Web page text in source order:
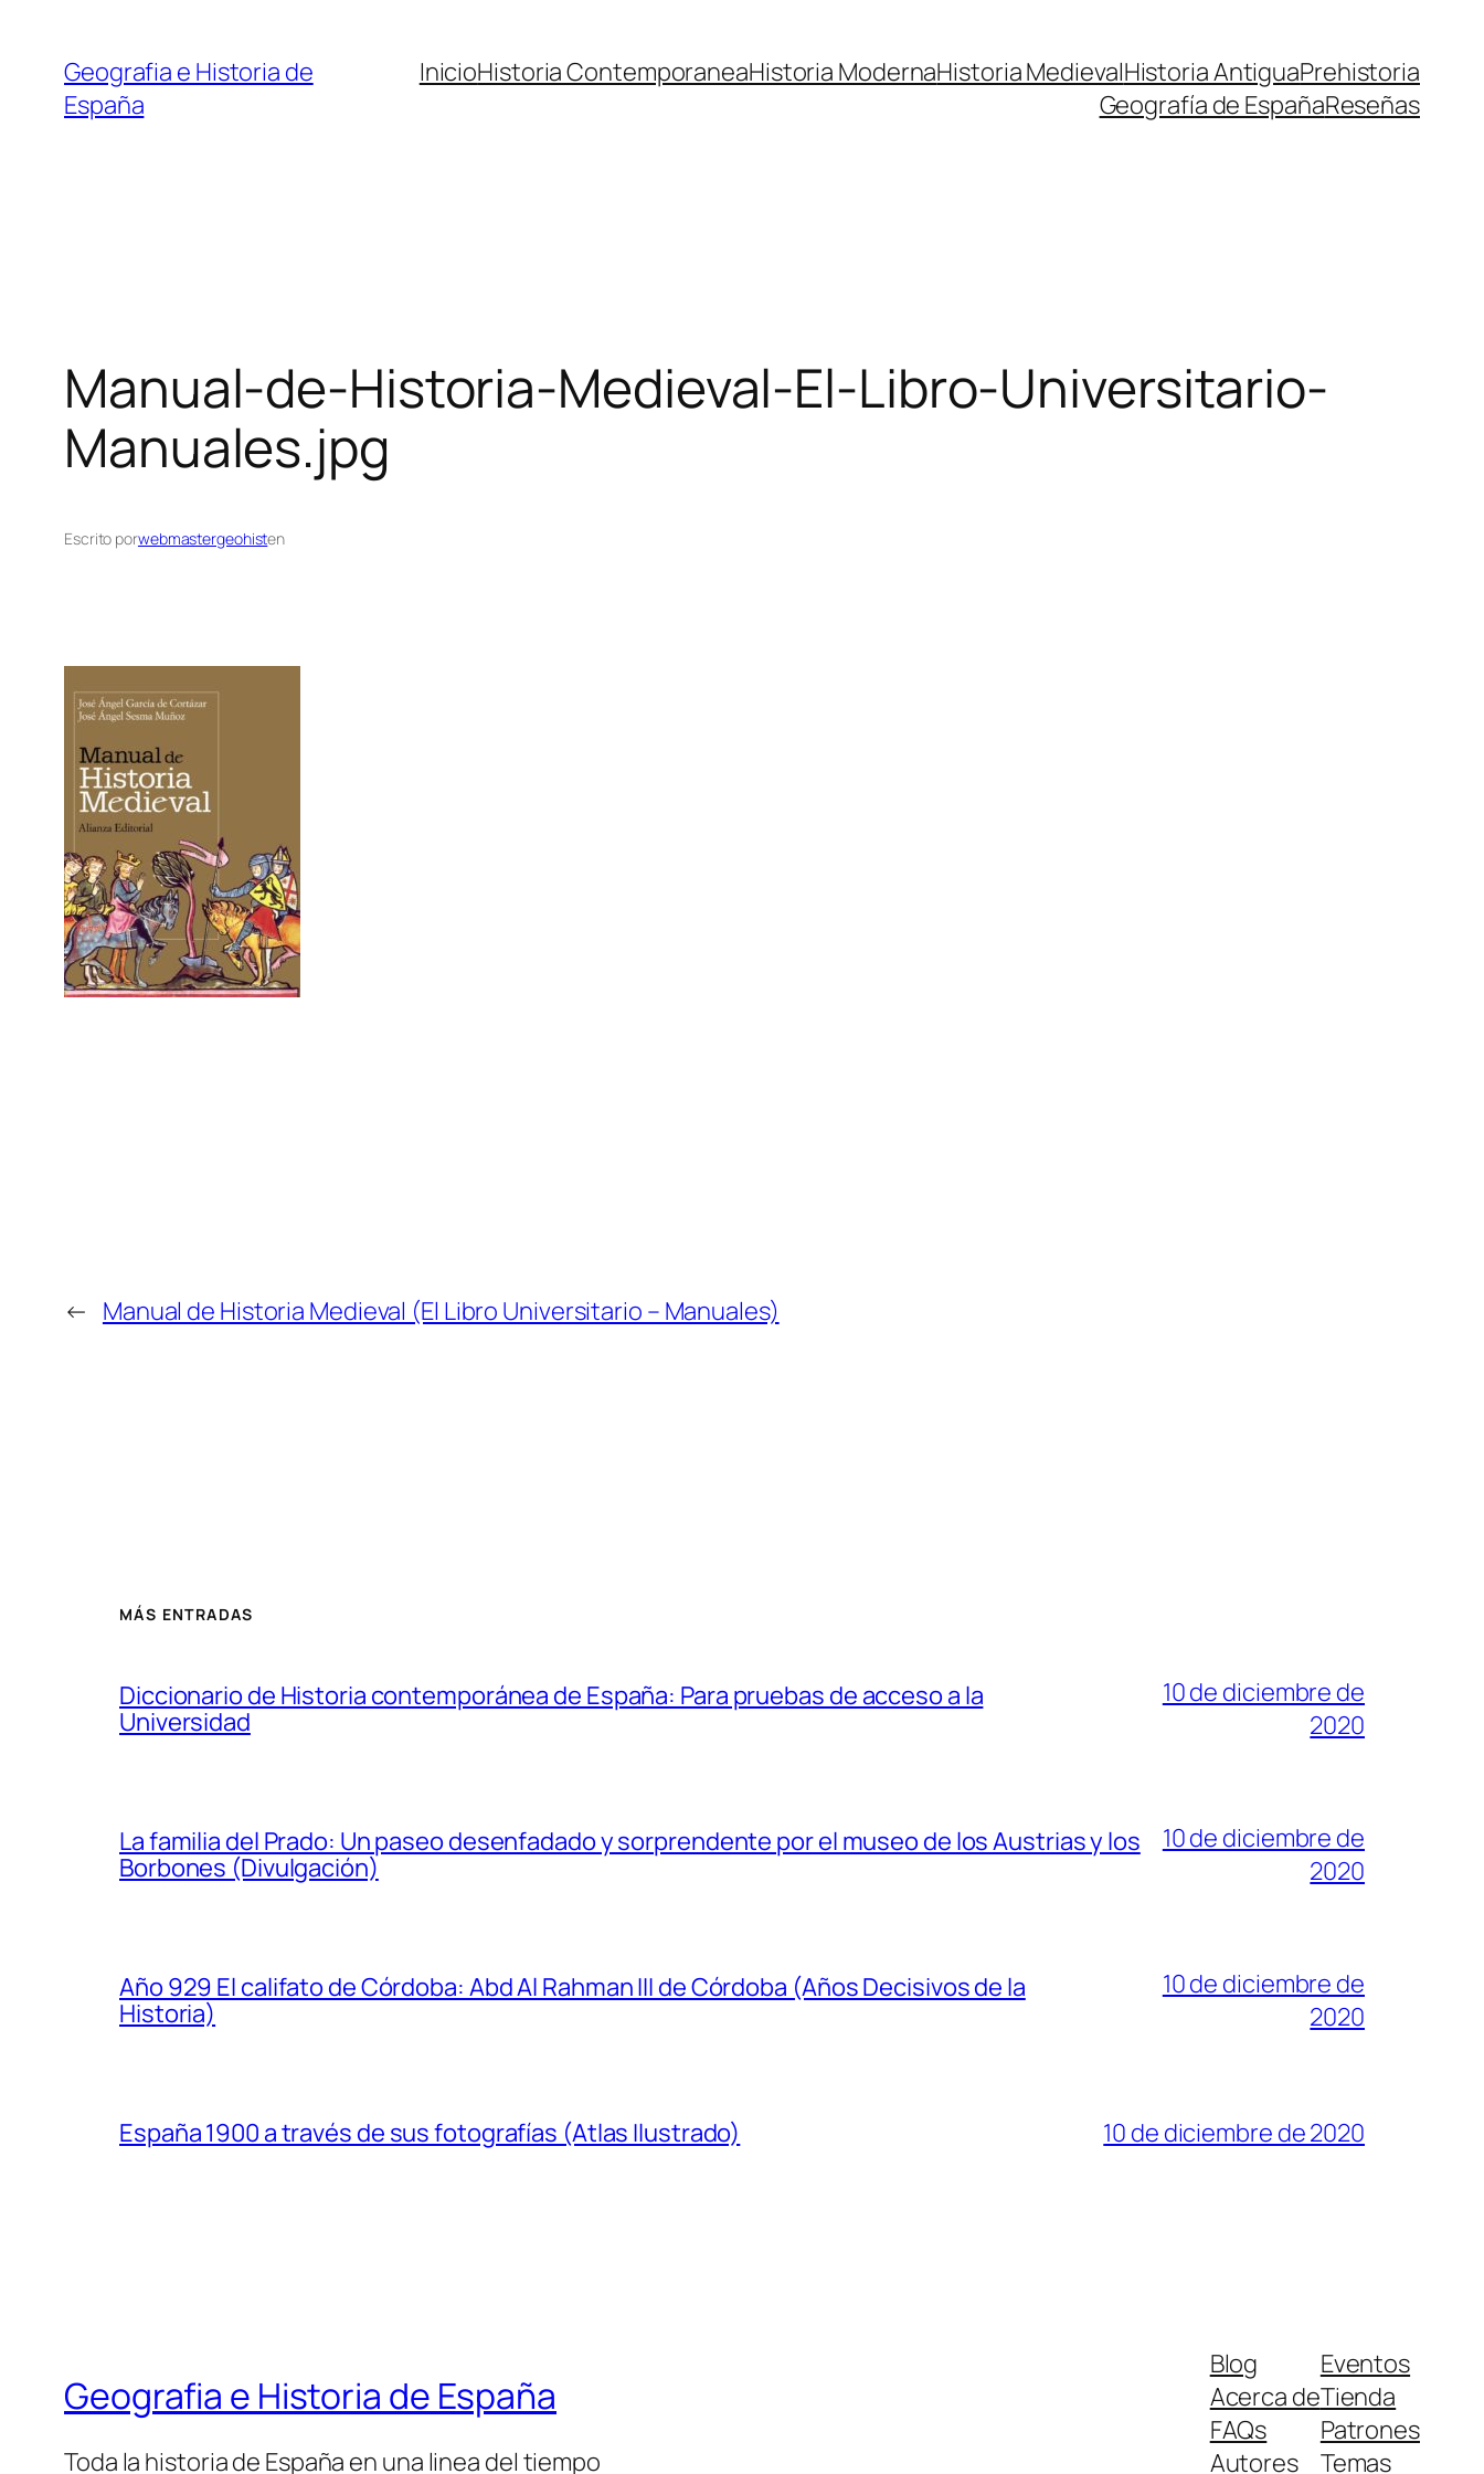
contenido
Geografia e Historia de
España
InicioHistoria ContemporaneaHistoria ModernaHistoria MedievalHistoria AntiguaPrehistoria
Geografía de EspañaReseñas
Manual-de-Historia-Medieval-El-Libro-Universitario-
Manuales.jpg
Escrito porwebmastergeohisten
← Manual de Historia Medieval (El Libro Universitario – Manuales)
MÁS ENTRADAS
Diccionario de Historia contemporánea de España: Para pruebas de acceso a la
Universidad
10 de diciembre de
2020
La familia del Prado: Un paseo desenfadado y sorprendente por el museo de los Austrias y los
Borbones (Divulgación)
10 de diciembre de
2020
Año 929 El califato de Córdoba: Abd Al Rahman III de Córdoba (Años Decisivos de la
Historia)
10 de diciembre de
2020
España 1900 a través de sus fotografías (Atlas Ilustrado) 10 de diciembre de 2020
Geografia e Historia de España
Toda la historia de España en una linea del tiempo
Blog
Acerca de
FAQs
Autores
Eventos
Tienda
Patrones
Temas